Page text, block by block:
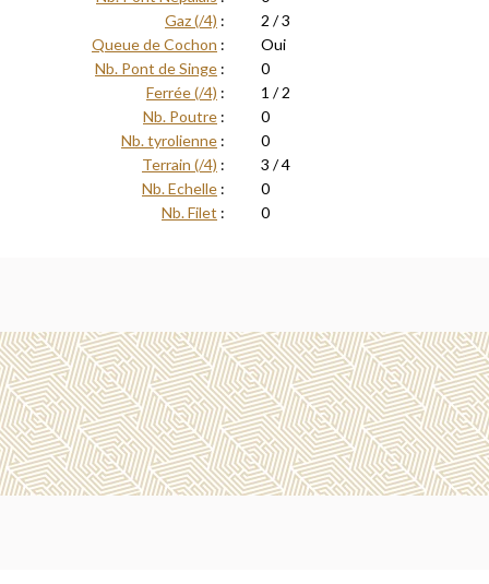
Gaz (/4) :
2 / 3
Queue de Cochon :
Oui
Nb. Pont de Singe :
0
Ferrée (/4) :
1 / 2
Nb. Poutre :
0
Nb. tyrolienne :
0
Terrain (/4) :
3 / 4
Nb. Echelle :
0
Nb. Filet : 0